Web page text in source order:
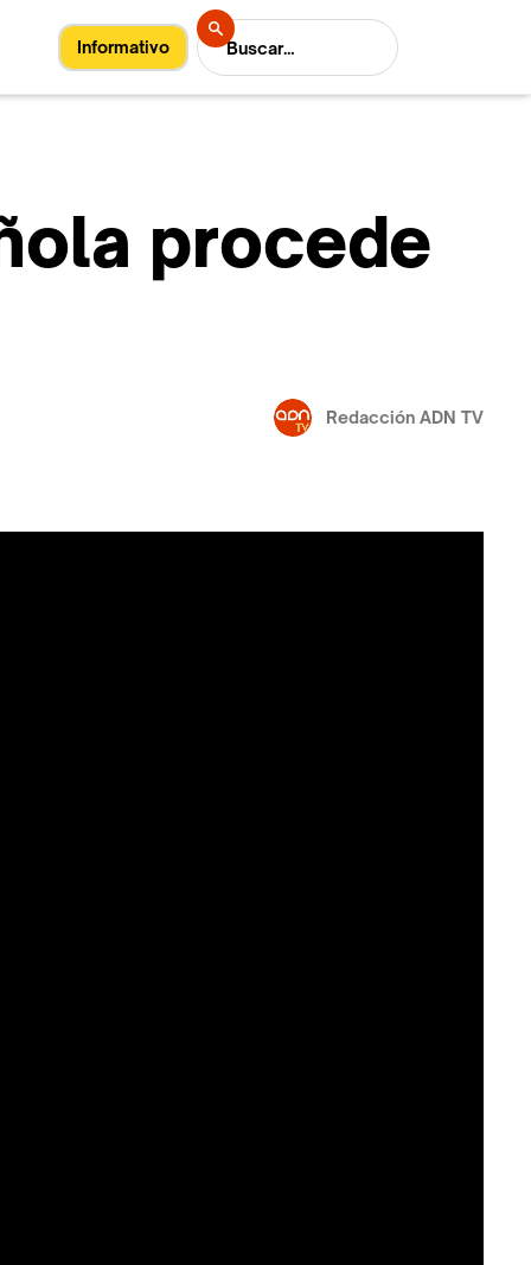
Informativo
procede
Redacción ADN TV